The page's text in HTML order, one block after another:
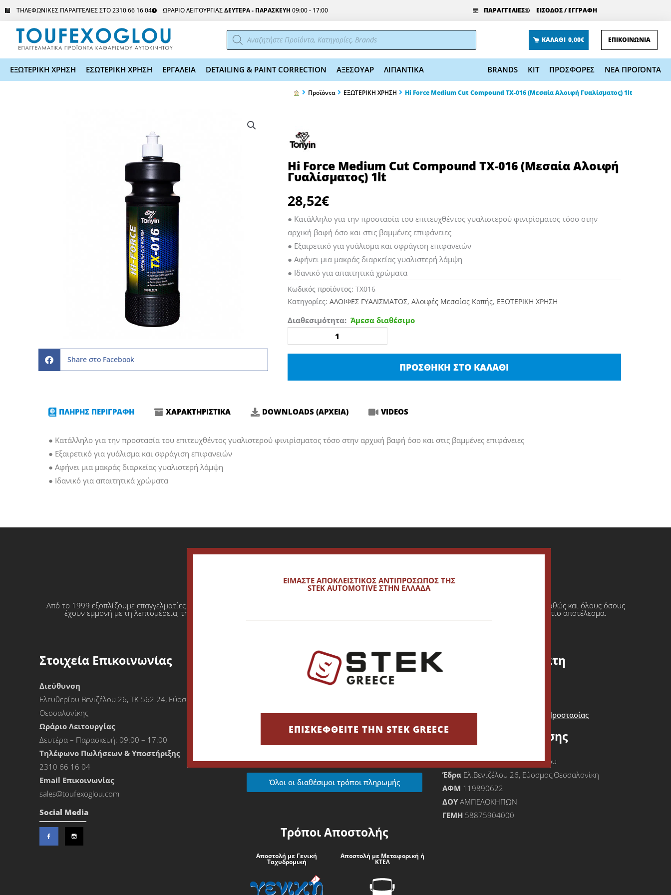
Μετάβαση
περιεχόμενο
ΤΗΛΕΦΩΝΙΚΕΣ ΠΑΡΑΓΓΕΛΙΕΣ ΣΤΟ 2310 66 16 04 ΩΡΑΡΙΟ ΛΕΙΤΟΥΡΓΙΑΣΔΕΥΤΕΡΑ - ΠΑΡΑΣΚΕΥΗ 09:00 - 17:00 ΠΑΡΑΓΓΕΛΙΕΣ ΕΙΣΟΔΟΣ / ΕΓΓΡΑΦΗ
Αναζήτηση
προϊόντων ΚΑΛΑΘΙ 0,00€ ΕΠΙΚΟΙΝΩΝΙΑ
ΕΞΩΤΕΡΙΚΗ ΧΡΗΣΗ ΕΣΩΤΕΡΙΚΗ ΧΡΗΣΗ ΕΡΓΑΛΕΙΑ DETAILING & PAINT CORRECTION ΑΞΕΣΟΥΑΡ ΛΙΠΑΝΤΙΚΑ BRANDS KIT ΠΡΟΣΦΟΡΕΣ ΝΕΑ ΠΡΟΪΟΝΤΑ
Προϊόντα ΕΞΩΤΕΡΙΚΗ ΧΡΗΣΗ Hi Force Medium Cut Compound TX-016 (Μεσαία Αλοιφή Γυαλίσματος) 1lt
Share στο Facebook
Hi Force Medium Cut Compound TX-016 (Μεσαία Αλοιφή
Γυαλίσματος) 1lt
28,52€
● Κατάλληλο για την προστασία του επιτευχθέντος γυαλιστερού φινιρίσματος τόσο στην
αρχική βαφή όσο και στις βαμμένες επιφάνειες
● Εξαιρετικό για γυάλισμα και σφράγιση επιφανειών
● Αφήνει μια μακράς διαρκείας γυαλιστερή λάμψη
● Ιδανικό για απαιτητικά χρώματα
Κωδικός προϊόντος: TX016
Κατηγορίες: ΑΛΟΙΦΕΣ ΓΥΑΛΙΣΜΑΤΟΣ, Αλοιφές Μεσαίας Κοπής, ΕΞΩΤΕΡΙΚΗ ΧΡΗΣΗ
Διαθεσιμότητα: Άμεσα διαθέσιμο
Hi
Medium
(Μεσαία
Γυαλίσματος)
ΠΡΟΣΘΉΚΗ ΣΤΟ ΚΑΛΆΘΙ
ΠΛΗΡΗΣ ΠΕΡΙΓΡΑΦΗ ΧΑΡΑΚΤΗΡΙΣΤΙΚΑ DOWNLOADS (ΑΡΧΕΙΑ) VIDEOS
● Κατάλληλο για την προστασία του επιτευχθέντος γυαλιστερού φινιρίσματος τόσο στην αρχική βαφή όσο και στις βαμμένες επιφάνειες
● Εξαιρετικό για γυάλισμα και σφράγιση επιφανειών
● Αφήνει μια μακράς διαρκείας γυαλιστερή λάμψη
● Ιδανικό για απαιτητικά χρώματα
Από το 1999 εξοπλίζουμε επαγγελματίες που θέλουν να ξεχωρίσουν και ασχολούνται με πλυντήρια αυτοκινήτων και πρατήρια υγρών καυσίμων καθώς και όλους όσους
έχουν εμμονή με τη λεπτομέρεια, την απόλυτη καθαριότητα, απαιτούν επιμέλεια στην εμφάνιση και δίνουν έμφαση πάντοτε σε ένα τελικό άρτιο αποτέλεσμα.
Στοιχεία Επικοινωνίας
Διεύθυνση
Ελευθερίου Βενιζέλου 26, ΤΚ 562 24, Εύοσμος
Θεσσαλονίκης
Ωράριο Λειτουργίας
Δευτέρα – Παρασκευή: 09:00 – 17:00
Τηλέφωνο Πωλήσεων & Υποστήριξης
2310 66 16 04
Εmail Επικοινωνίας
sales@toufexoglou.com
Social Media
Τρόποι Πληρωμής
Χρεωστική/Πιστωτική Κάρτα/IRIS
Όλοι οι διαθέσιμοι τρόποι πληρωμής
Τρόποι Αποστολής
Αποστολή με Γενική
Ταχυδρομική
Αποστολή με Μεταφορική ή
ΚΤΕΛ
Εξυπηρέτηση Πελάτη
Όροι Χρήσης & Πολιτική Προστασίας
Στοιχεία Επιχείρησης
ΕπωνυμίαΜιχαήλ Τουφεξόγλου
Έδρα Ελ.Βενιζέλου 26, Εύοσμος,Θεσσαλονίκη
ΑΦΜ 119890622
ΔΟΥΑΜΠΕΛΟΚΗΠΩΝ
ΓΕΜΗ 58875904000
ΕΙΜΑΣΤΕ ΑΠΟΚΛΕΙΣΤΙΚΟΣ ΑΝΤΙΠΡΟΣΩΠΟΣ ΤΗΣ
STEK AUTOMOTIVE ΣΤΗΝ ΕΛΛΑΔΑ
ΕΠΙΣΚΕΦΘΕΙΤΕ ΤΗΝ STEK GREECE